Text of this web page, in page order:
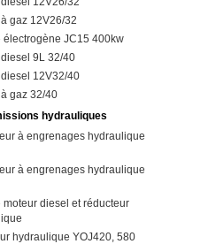
gaz 12V26/32
électrogène JC15 400kw
diesel 9L 32/40
diesel 12V32/40
gaz 32/40
hydrauliques
à engrenages hydraulique
à engrenages hydraulique
moteur diesel et réducteur
hydraulique YOJ420, 580